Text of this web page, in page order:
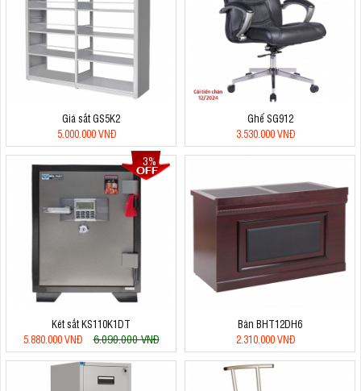
Giá sắt GS5K2
5.000.000 VNĐ
Ghế SG912
3.530.000 VNĐ
3%
Két sắt KS110K1DT
5.880.000 VNĐ
6.090.000 VNĐ
Bàn BHT12DH6
2.310.000 VNĐ